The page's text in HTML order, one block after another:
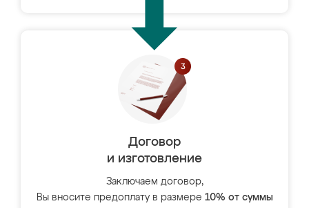
Договор
и изготовление
Заключаем договор,
Вы вносите предоплату в размере 10% от суммы